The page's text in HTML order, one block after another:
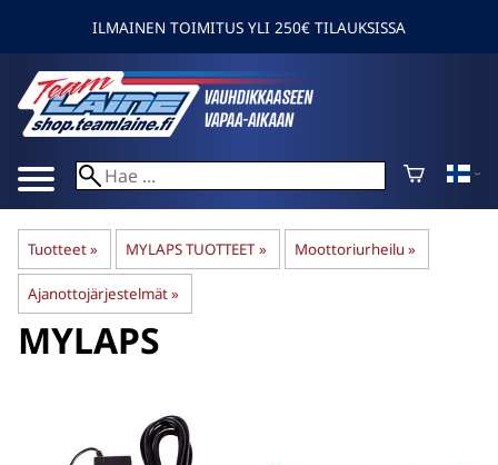
ILMAINEN TOIMITUS YLI 250€ TILAUKSISSA
Tuotteet‪» MYLAPS TUOTTEET ‪» Moottoriurheilu‪»
Ajanottojärjestelmät‪»
MYLAPS